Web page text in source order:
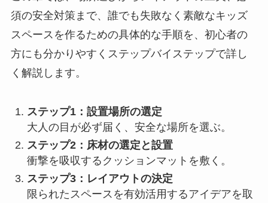
須の安全対策まで、誰でも失敗なく素敵なキッズ
スペースを作るための具体的な手順を、初心者の
方にも分かりやすくステップバイステップで詳し
く解説します。
ステップ1：設置場所の選定
大人の目が必ず届く、安全な場所を選ぶ。
ステップ2：床材の選定と設置
衝撃を吸収するクッションマットを敷く。
ステップ3：レイアウトの決定
限られたスペースを有効活用するアイデアを取